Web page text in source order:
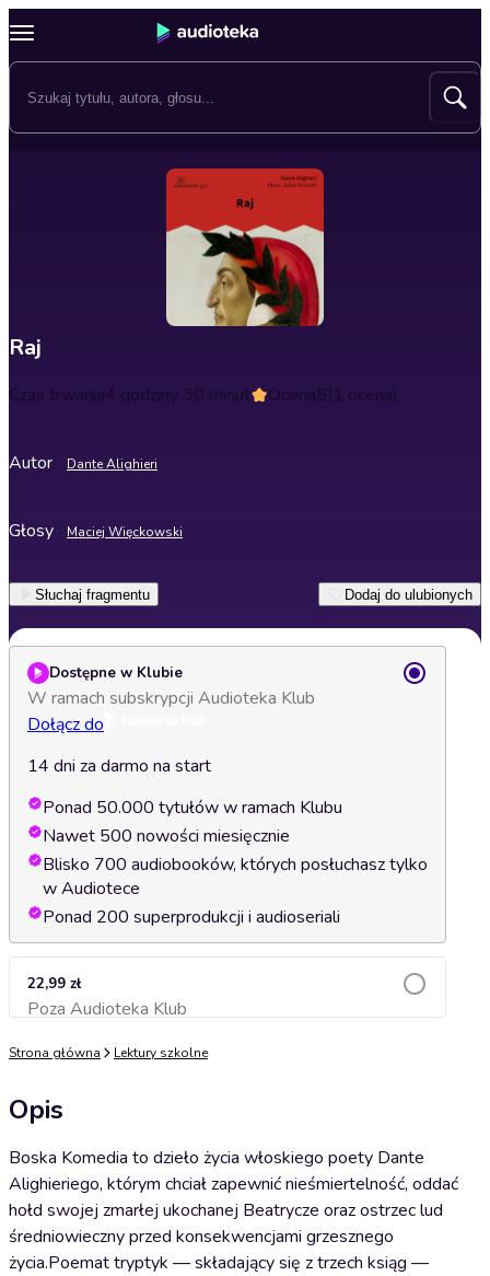
Raj
Czas trwania4 godziny 30 minut Ocena5(1 ocena)
Autor Dante Alighieri
Głosy Maciej Więckowski
Słuchaj fragmentu Dodaj do ulubionych
Dostępne w Klubie
W ramach subskrypcji Audioteka Klub
Dołącz do
14 dni za darmo na start
Ponad 50.000 tytułów w ramach Klubu
Nawet 500 nowości miesięcznie
Blisko 700 audiobooków, których posłuchasz tylko
w Audiotece
Ponad 200 superprodukcji i audioseriali
22,99 zł
Poza Audioteka KlubDodaj do koszyka
Strona główna Lektury szkolne
Opis
Boska Komedia to dzieło życia włoskiego poety Dante
Alighieriego, którym chciał zapewnić nieśmiertelność, oddać
hołd swojej zmarłej ukochanej Beatrycze oraz ostrzec lud
średniowieczny przed konsekwencjami grzesznego
życia.Poemat tryptyk — składający się z trzech ksiąg —